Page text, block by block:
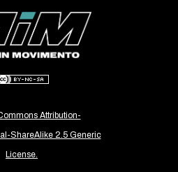
Attribution-
ShareAlike 2.5 Generic
License.